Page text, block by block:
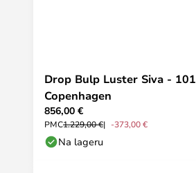
Drop Bulp Luster Siva - 101
Copenhagen
856,00 €
PMC1.229,00 € -373,00 €
Na lageru